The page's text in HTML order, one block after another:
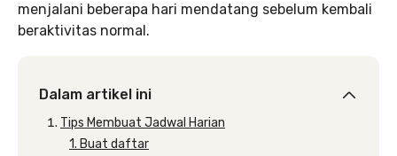
menjalani beberapa hari mendatang sebelum kembali
beraktivitas normal.
Dalam artikel ini
Tips Membuat Jadwal Harian
1. Buat daftar